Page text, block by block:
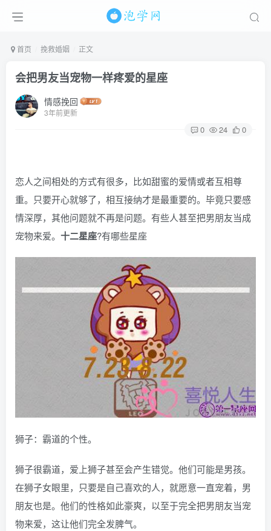
首页 挽救婚姻 正文
会把男友当宠物一样疼爱的星座
情感挽回
3年前更新
0 24 0
恋人之间相处的方式有很多，比如甜蜜的爱情或者互相尊
重。只要开心就够了，相互接纳才是最重要的。毕竟只要感
情深厚，其他问题就不再是问题。有些人甚至把男朋友当成
宠物来爱。 十二星座?有哪些星座
狮子：霸道的个性。
狮子很霸道，爱上狮子甚至会产生错觉。他们可能是男孩。
在狮子女眼里，只要是自己喜欢的人，就愿意一直宠着，男
朋友也是。他们的性格如此豪爽，以至于完全把男朋友当宠
物来爱，这让他们完全发脾气。